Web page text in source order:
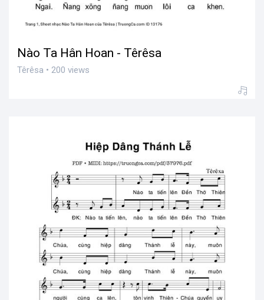
Nào Ta Hân Hoan - Têrêsa
Têrêsa • 200 views